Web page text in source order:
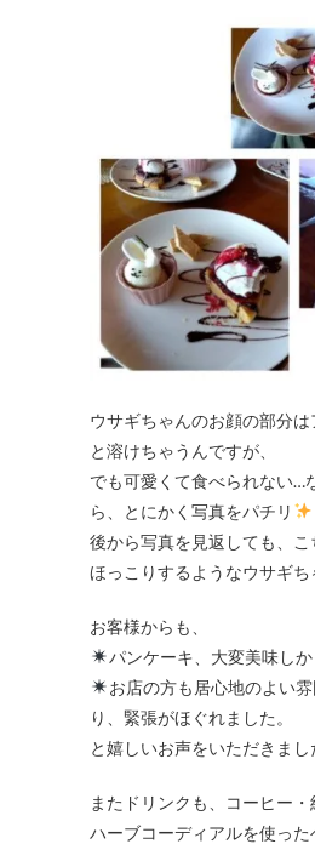
ウサギちゃんのお顔の部分
と溶けちゃうんですが、
でも可愛くて食べられない…
ら、とにかく写真をパチリ
後から写真を見返しても、こ
ほっこりするようなウサギ
お客様からも、
パンケーキ、大変美味しか
お店の方も居心地のよい
り、緊張がほぐれました。
と嬉しいお声をいただきまし
またドリンクも、コーヒー・
ハーブコーディアルを使っ